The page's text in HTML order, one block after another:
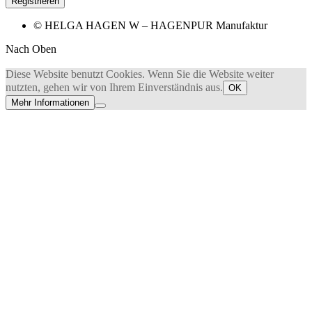
© HELGA HAGEN W – HAGENPUR Manufaktur
Nach Oben
Diese Website benutzt Cookies. Wenn Sie die Website weiter
nutzten, gehen wir von Ihrem Einverständnis aus. OK
Mehr Informationen